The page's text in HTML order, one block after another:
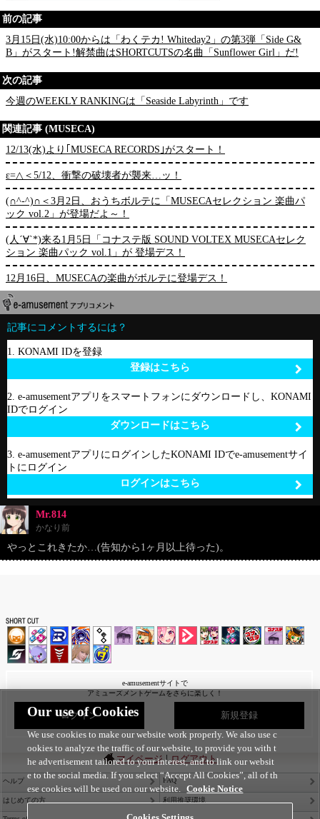
前の記事
3月15日(水)10:00からは「わくテカ! Whiteday2」の第3弾「Side G&
B」がスタート!解禁曲はSHORTCUTSの名曲「Sunflower Girl」だ!
次の記事
今週のWEEKLY RANKINGは「Seaside Labyrinth」です
関連記事 (MUSECA)
12/13(水)より｢MUSECA RECORDS｣がスタート！
ε=△＜5/12、衝撃の破壊者が襲来…ッ！
(∩^-^)∩＜3月2日、おうちボルテに「MUSECAセレクション 楽曲パ
ック vol.2」が登場だよ～！
(人´∀`*)来る1月5日「コナステ版 SOUND VOLTEX MUSECAセレク
ション 楽曲パック vol.1」が 登場デス！
12月16日、MUSECAの楽曲がボルテに登場デス！
記事にコメントするには？
1. KONAMI IDを登録
登録はこちら
2. e-amusementアプリをスマートフォンにダウンロードし、KONAMI
IDでログイン
ダウンロードはこちら
3. e-amusementアプリにログインしたKONAMI IDでe-amusementサイ
トにログイン
ログインはこちら
Mr.814
かなり前
やっとこれきたか…(告知から1ヶ月以上待った)。
e-amusementサイトで
アミューズメントゲームをさらに楽しく！
ログイン 新規登録
マイページ|ログアウト
ヘルプ FAQ
はじめての方 利用推奨環境
Our use of Cookies
We use cookies to make our website work properly. We also use c
ookies to analyze the traffic of our website, to provide you with t
he advertisement tailored to your interest, and to link our websit
e to the social media. If you select “Accept All Cookies”, all of th
ese cookies will be used on our website. Cookie Notice